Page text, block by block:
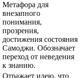
Метафора для
внезапного
понимания,
прозрения,
достижения состояния
Самоджи. Обозначает
переход от неведения
к знанию.
Отражает идею, что